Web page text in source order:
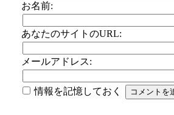
お名前:
あなたのサイトのURL:
メールアドレス:
情報を記憶しておく